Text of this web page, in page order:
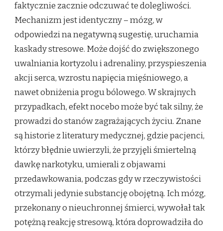
faktycznie zacznie odczuwać te dolegliwości.
Mechanizm jest identyczny – mózg, w
odpowiedzi na negatywną sugestię, uruchamia
kaskady stresowe. Może dojść do zwiększonego
uwalniania kortyzolu i adrenaliny, przyspieszenia
akcji serca, wzrostu napięcia mięśniowego, a
nawet obniżenia progu bólowego. W skrajnych
przypadkach, efekt nocebo może być tak silny, że
prowadzi do stanów zagrażających życiu. Znane
są historie z literatury medycznej, gdzie pacjenci,
którzy błędnie uwierzyli, że przyjęli śmiertelną
dawkę narkotyku, umierali z objawami
przedawkowania, podczas gdy w rzeczywistości
otrzymali jedynie substancję obojętną. Ich mózg,
przekonany o nieuchronnej śmierci, wywołał tak
potężną reakcję stresową, która doprowadziła do